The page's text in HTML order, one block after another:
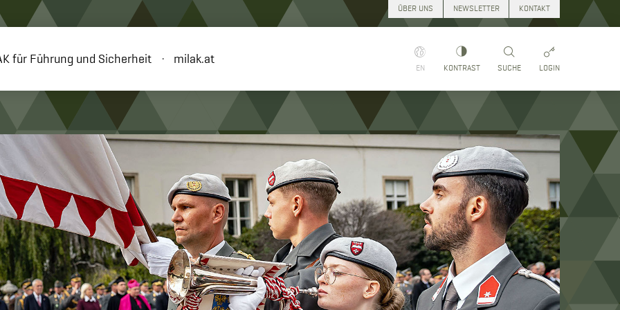
für Führung und Sicherheit milak.at
EN KONTRAST SUCHE LOGIN
ÜBER UNS NEWSLETTER KONTAKT
Suchen